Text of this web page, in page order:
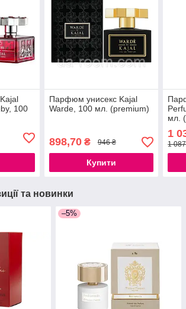
100
Парфюм унисекс Kajal
Warde, 100 мл. (premium)
898,70₴ 946 ₴
Купити
мл.
1
1
та новинки
–5%